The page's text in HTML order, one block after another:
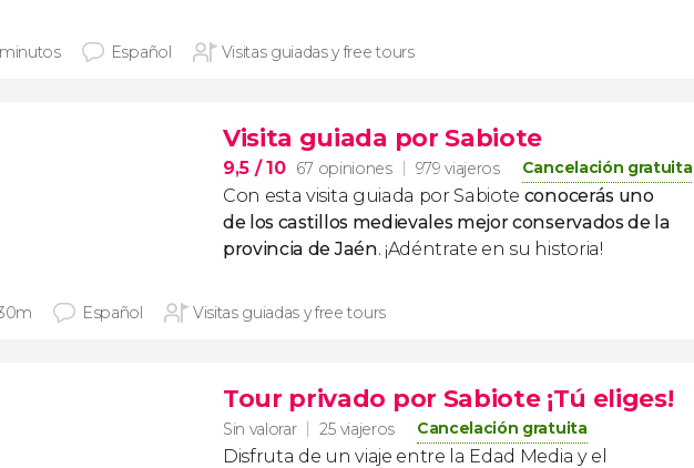
Español Visitas guiadas y free tours
Visita guiada por Sabiote
9,5 / 10 67 opiniones 979 viajeros Cancelación gratuita
Con esta visita guiada por Sabiote conocerás uno
de los castillos medievales mejor conservados de la
provincia de Jaén. ¡Adéntrate en su historia!
Español Visitas guiadas y free tours
Tour privado por Sabiote ¡Tú eliges!
Sin valorar 25 viajeros Cancelación gratuita
Disfruta de un viaje entre la Edad Media y el